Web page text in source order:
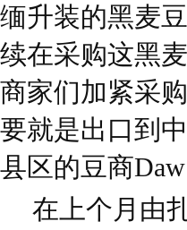
缅升装的黑麦
续在采购这黑
商家们加紧采
要就是出口到
县区的豆商
在上个月由